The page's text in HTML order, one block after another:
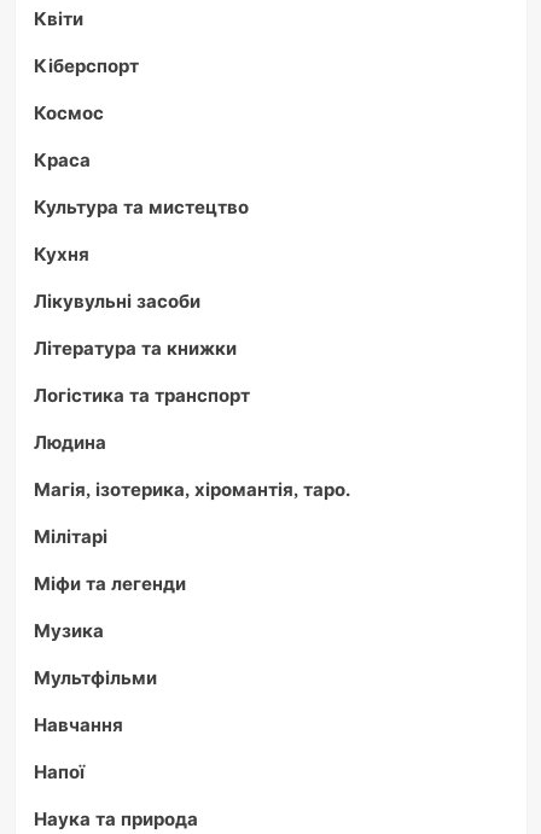
Квіти
Кіберспорт
Космос
Краса
Культура та мистецтво
Кухня
Лікувульні засоби
Література та книжки
Логістика та транспорт
Людина
Магія, ізотерика, хіромантія, таро.
Мілітарі
Міфи та легенди
Музика
Мультфільми
Навчання
Напої
Наука та природа